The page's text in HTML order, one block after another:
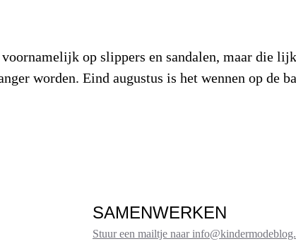
op slippers en sandalen, maar die
worden. Eind augustus is het wennen op de
SAMENWERKEN
Stuur een mailtje naar